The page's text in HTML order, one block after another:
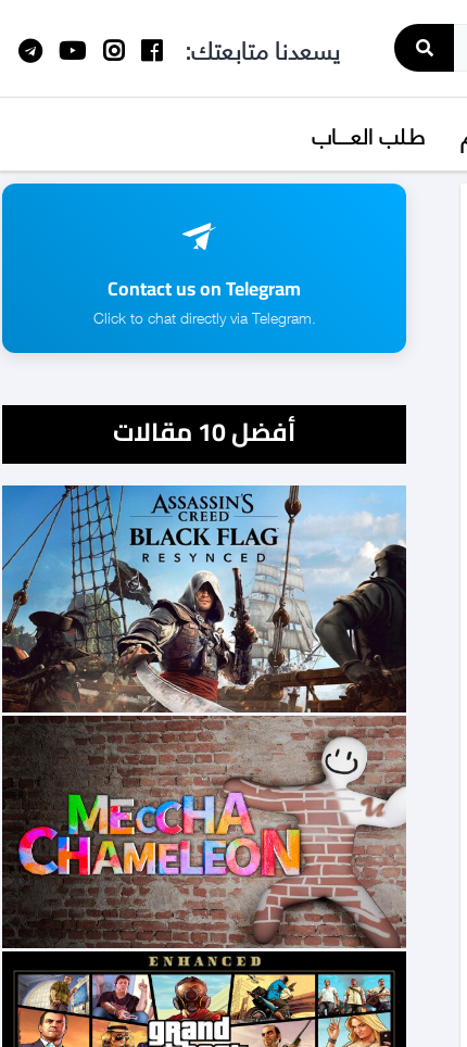
يسعدنا متابعتك:
طـلب العــــاب
Contact us on Telegram
.Click to chat directly via Telegram
أفضل 10 مقالات